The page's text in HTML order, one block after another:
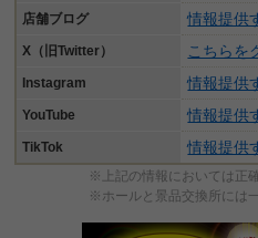
店舗ブログ 情報提供
X（旧Twitter） こちらを
Instagram 情報提供
YouTube 情報提供
TikTok 情報提供
※上記の情報においては正
※ホールと景品交換所には